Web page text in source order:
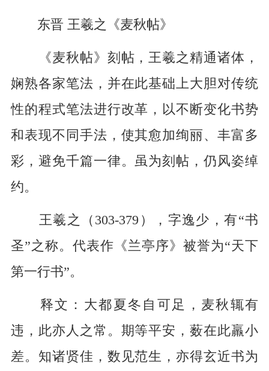
东晋 王羲之《麦秋帖》
《麦秋帖》刻帖，王羲之精通诸体，
娴熟各家笔法，并在此基础上大胆对传统
性的程式笔法进行改革，以不断变化书势
和表现不同手法，使其愈加绚丽、丰富多
彩，避免千篇一律。虽为刻帖，仍风姿绰
约。
王羲之（303-379），字逸少，有“书
圣”之称。代表作《兰亭序》被誉为“天下
第一行书”。
释文：大都夏冬自可足，麦秋辄有
违，此亦人之常。期等平安，薮在此羸小
差。知诸贤佳，数见范生，亦得玄近书为